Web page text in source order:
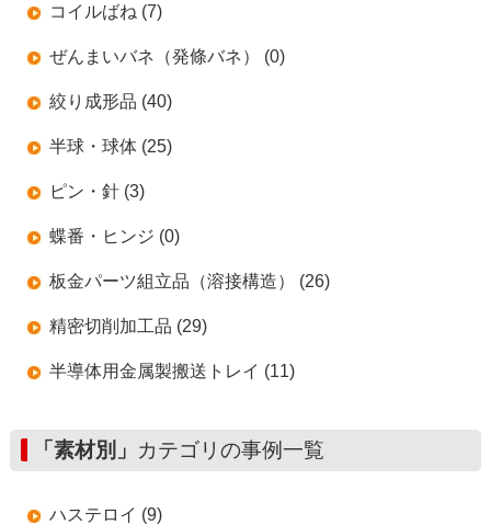
コイルばね (7)
ぜんまいバネ（発條バネ） (0)
絞り成形品 (40)
半球・球体 (25)
ピン・針 (3)
蝶番・ヒンジ (0)
板金パーツ組立品（溶接構造） (26)
精密切削加工品 (29)
半導体用金属製搬送トレイ (11)
「素材別」 カテゴリの事例一覧
ハステロイ (9)